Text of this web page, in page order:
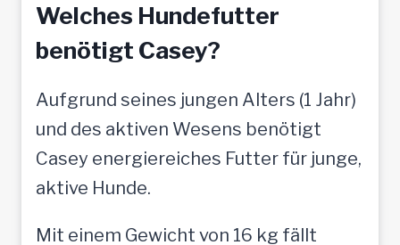
Welches Hundefutter
benötigt Casey?
Aufgrund seines jungen Alters (1 Jahr)
und des aktiven Wesens benötigt
Casey energiereiches Futter für junge,
aktive Hunde.
Mit einem Gewicht von 16 kg fällt